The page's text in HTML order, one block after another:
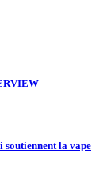
la vape